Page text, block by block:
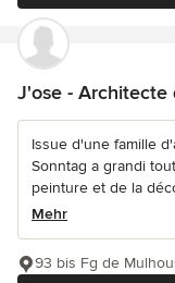
J'ose - Architecte
Issue d'une famille
Sonntag a grandi
peinture et de la
Mehr
93 bis Fg de